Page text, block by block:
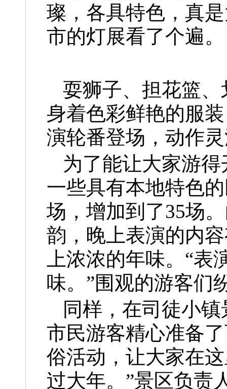
璨，各具特色，真
市的灯展看了个遍。
耍狮子、担花篮
身着色彩鲜艳的服
演轮番登场，动作
为了能让大家游
一些具有本地特色
场，增加到了35场
韵，晚上表演的内
上浓浓的年味。“
味。”围观的游客们
同样，在司徒小
市民游客精心准备
俗活动，让大家在
过大年。”景区负责